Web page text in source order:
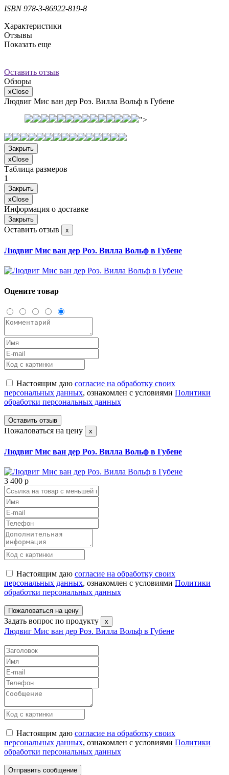
ISBN 978-3-86922-819-8
Характеристики
Отзывы
Показать еще
Оставить отзыв
Обзоры
хClose
Людвиг Мис ван дер Роэ. Вилла Вольф в Губене
">
Закрыть
хClose
Таблица размеров
1
Закрыть
хClose
Информация о доставке
Закрыть
Оставить отзыв х
Людвиг Мис ван дер Роэ. Вилла Вольф в Губене
Оцените товар
Настоящим даю согласие на обработку своих
персональных данных, ознакомлен с условиями Политики
обработки персональных данных
Оставить отзыв
Пожаловаться на цену х
Людвиг Мис ван дер Роэ. Вилла Вольф в Губене
3 400 p
Настоящим даю согласие на обработку своих
персональных данных, ознакомлен с условиями Политики
обработки персональных данных
Пожаловаться на цену
Задать вопрос по продукту х
Людвиг Мис ван дер Роэ. Вилла Вольф в Губене
Настоящим даю согласие на обработку своих
персональных данных, ознакомлен с условиями Политики
обработки персональных данных
Отправить сообщение